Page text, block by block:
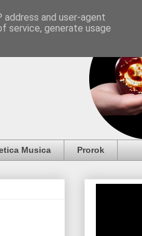
Musica Prorok
and user-agent
service, generate usage